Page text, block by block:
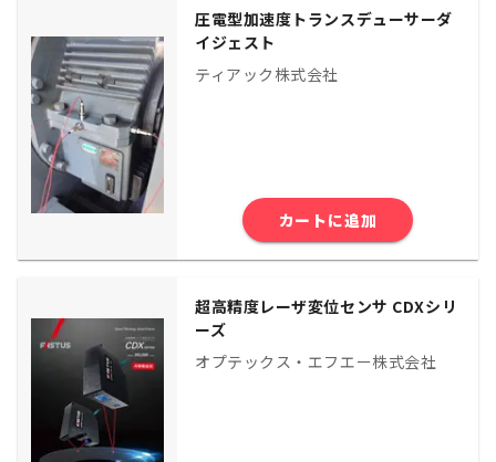
圧電型加速度トランスデューサーダ
イジェスト
ティアック株式会社
カートに追加
超高精度レーザ変位センサ CDXシリ
ーズ
オプテックス・エフエー株式会社